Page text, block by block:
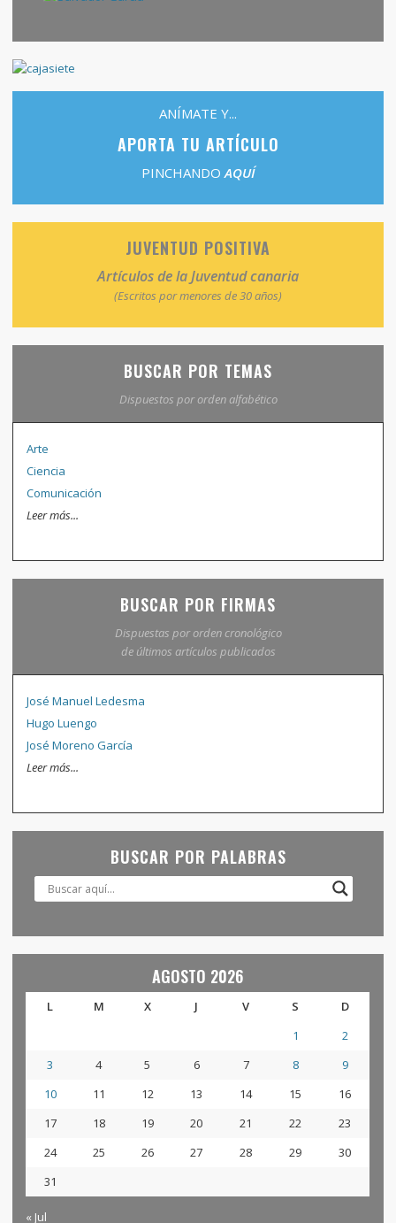
ANÍMATE Y...
APORTA TU ARTÍCULO
PINCHANDOAQUÍ
JUVENTUD POSITIVA
Artículos de la Juventud canaria
(Escritos por menores de 30 años)
BUSCAR POR TEMAS
Dispuestos por orden alfabético
Arte
Ciencia
Comunicación
Leer más...
BUSCAR POR FIRMAS
Dispuestas por orden cronológico
de últimos artículos publicados
José Manuel Ledesma
Hugo Luengo
José Moreno García
Leer más...
BUSCAR POR PALABRAS
AGOSTO 2026
L M X J V S
D
1
2
3
4 5 6 7 8
9
10
11 12 13 14 15
16
17
18 19 20 21 22
23
24
25 26 27 28 29
30
31
« Jul